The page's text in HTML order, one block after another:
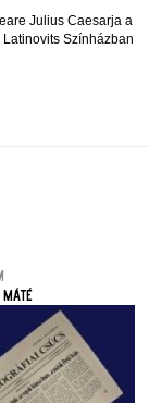
Julius Caesarja a
Latinovits Színházban